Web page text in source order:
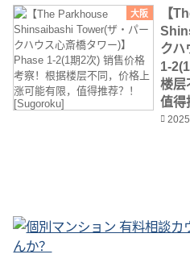
大阪
【
クハ
1-
楼层
值得